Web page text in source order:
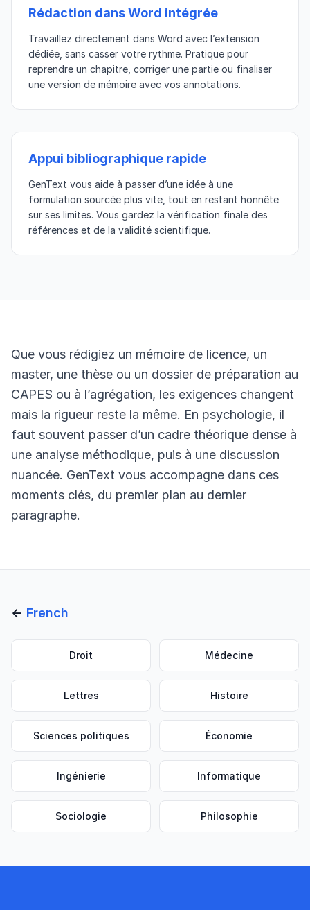
Rédaction dans Word intégrée
Travaillez directement dans Word avec l’extension
dédiée, sans casser votre rythme. Pratique pour
reprendre un chapitre, corriger une partie ou finaliser
une version de mémoire avec vos annotations.
Appui bibliographique rapide
GenText vous aide à passer d’une idée à une
formulation sourcée plus vite, tout en restant honnête
sur ses limites. Vous gardez la vérification finale des
références et de la validité scientifique.
Que vous rédigiez un mémoire de licence, un
master, une thèse ou un dossier de préparation au
CAPES ou à l’agrégation, les exigences changent
mais la rigueur reste la même. En psychologie, il
faut souvent passer d’un cadre théorique dense à
une analyse méthodique, puis à une discussion
nuancée. GenText vous accompagne dans ces
moments clés, du premier plan au dernier
paragraphe.
← French
Droit Médecine
Lettres Histoire
Sciences politiques Économie
Ingénierie Informatique
Sociologie Philosophie